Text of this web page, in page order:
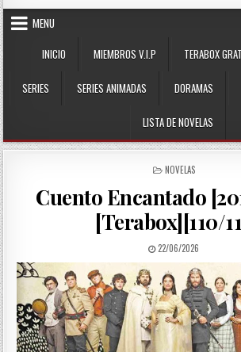
MENU
INICIO
MIEMBROS V.I.P TERABOX
SERIES SERIES ANIMADAS DORAMAS
LISTA DE NOVELAS
POSTED IN
NOVELAS
Cuento Encantado
[Terabox][110/
PUBLISHED DATE:
22/06/2026